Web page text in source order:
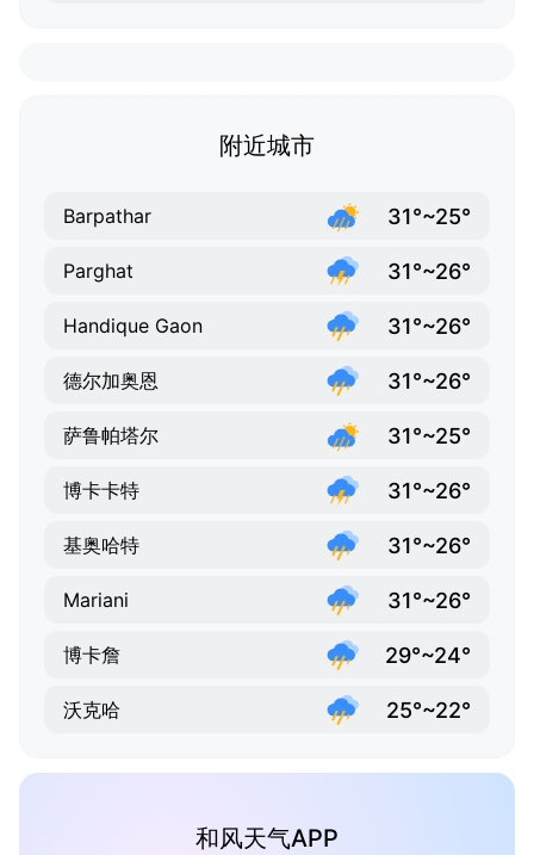
附近城市
Barpathar 31°~25°
Parghat 31°~26°
Handique Gaon 31°~26°
德尔加奥恩 31°~26°
萨鲁帕塔尔 31°~25°
博卡卡特 31°~26°
基奥哈特 31°~26°
Mariani 31°~26°
博卡詹 29°~24°
沃克哈 25°~22°
和风天气APP